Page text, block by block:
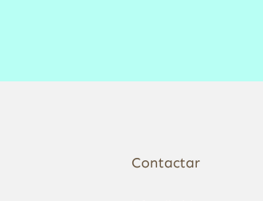
Contactar